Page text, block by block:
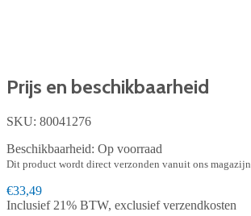
Prijs en beschikbaarheid
SKU: 80041276
Beschikbaarheid: Op voorraad
Dit product wordt direct verzonden vanuit ons magazijn.
€33,49
Inclusief 21% BTW, exclusiefverzendkosten